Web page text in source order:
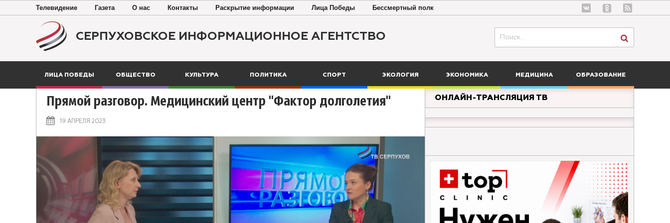
Телевидение Газета О нас Контакты Раскрытие информации Лица Победы Бессмертный полк
СЕРПУХОВСКОЕ ИНФОРМАЦИОННОЕ АГЕНТСТВО
ЛИЦА ПОБЕДЫ ОБЩЕСТВО КУЛЬТУРА ПОЛИТИКА СПОРТ ЭКОЛОГИЯ ЭКОНОМИКА МЕДИЦИНА ОБРАЗОВАНИЕ
Прямой разговор. Медицинский центр "Фактор долголетия"
19 АПРЕЛЯ 2023
ОНЛАЙН-ТРАНСЛЯЦИЯ ТВ